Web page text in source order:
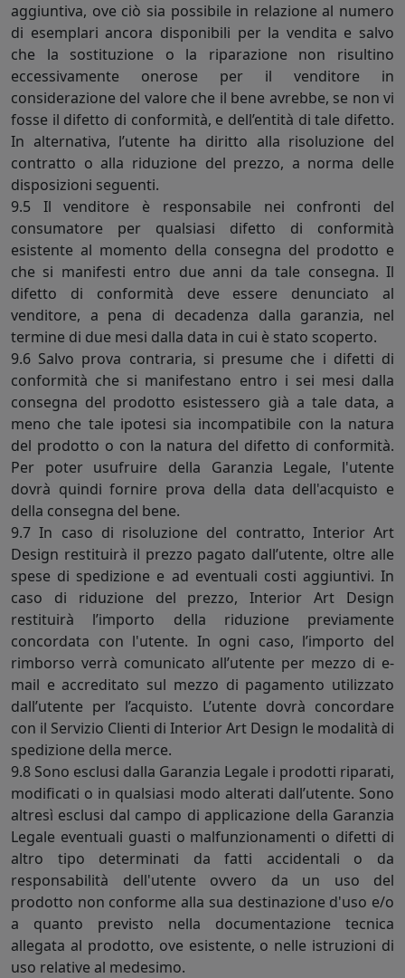
aggiuntiva, ove ciò sia possibile in relazione al numero
di esemplari ancora disponibili per la vendita e salvo
che la sostituzione o la riparazione non risultino
eccessivamente onerose per il venditore in
considerazione del valore che il bene avrebbe, se non vi
fosse il difetto di conformità, e dell’entità di tale difetto.
In alternativa, l’utente ha diritto alla risoluzione del
contratto o alla riduzione del prezzo, a norma delle
disposizioni seguenti.
9.5 Il venditore è responsabile nei confronti del
consumatore per qualsiasi difetto di conformità
esistente al momento della consegna del prodotto e
che si manifesti entro due anni da tale consegna. Il
difetto di conformità deve essere denunciato al
venditore, a pena di decadenza dalla garanzia, nel
termine di due mesi dalla data in cui è stato scoperto.
9.6 Salvo prova contraria, si presume che i difetti di
conformità che si manifestano entro i sei mesi dalla
consegna del prodotto esistessero già a tale data, a
meno che tale ipotesi sia incompatibile con la natura
del prodotto o con la natura del difetto di conformità.
Per poter usufruire della Garanzia Legale, l'utente
dovrà quindi fornire prova della data dell'acquisto e
della consegna del bene.
9.7 In caso di risoluzione del contratto, Interior Art
Design restituirà il prezzo pagato dall’utente, oltre alle
spese di spedizione e ad eventuali costi aggiuntivi. In
caso di riduzione del prezzo, Interior Art Design
restituirà l’importo della riduzione previamente
concordata con l'utente. In ogni caso, l’importo del
rimborso verrà comunicato all’utente per mezzo di e-
mail e accreditato sul mezzo di pagamento utilizzato
dall’utente per l’acquisto. L’utente dovrà concordare
con il Servizio Clienti di Interior Art Design le modalità di
spedizione della merce.
9.8 Sono esclusi dalla Garanzia Legale i prodotti riparati,
modificati o in qualsiasi modo alterati dall’utente. Sono
altresì esclusi dal campo di applicazione della Garanzia
Legale eventuali guasti o malfunzionamenti o difetti di
altro tipo determinati da fatti accidentali o da
responsabilità dell'utente ovvero da un uso del
prodotto non conforme alla sua destinazione d'uso e/o
a quanto previsto nella documentazione tecnica
allegata al prodotto, ove esistente, o nelle istruzioni di
uso relative al medesimo.